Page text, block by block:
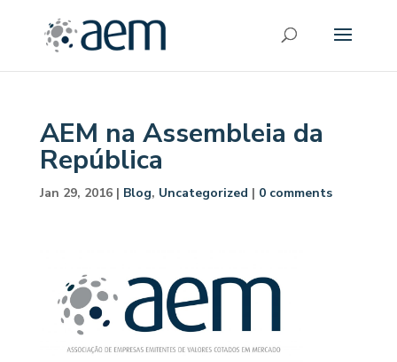
AEM na Assembleia da
República
Jan 29, 2016| Blog, Uncategorized | 0 comments